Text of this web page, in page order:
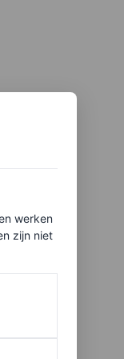
werken
zijn niet